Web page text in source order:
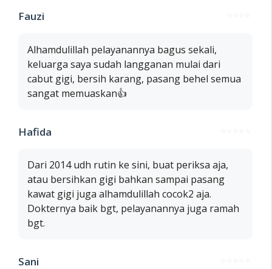
Fauzi
Alhamdulillah pelayanannya bagus sekali,
keluarga saya sudah langganan mulai dari
cabut gigi, bersih karang, pasang behel semua
sangat memuaskan👍
Hafida
Dari 2014 udh rutin ke sini, buat periksa aja,
atau bersihkan gigi bahkan sampai pasang
kawat gigi juga alhamdulillah cocok2 aja.
Dokternya baik bgt, pelayanannya juga ramah
bgt.
Sani